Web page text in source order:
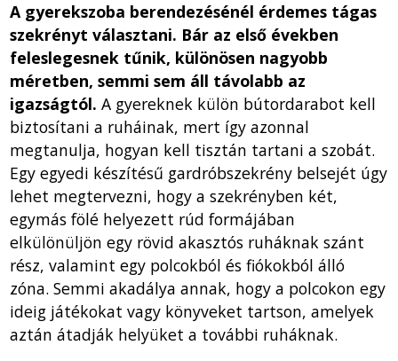
A gyerekszoba berendezésénél érdemes tágas
szekrényt választani. Bár az első években
feleslegesnek tűnik, különösen nagyobb
méretben, semmi sem áll távolabb az
igazságtól. A gyereknek külön bútordarabot kell
biztosítani a ruháinak, mert így azonnal
megtanulja, hogyan kell tisztán tartani a szobát.
Egy egyedi készítésű gardróbszekrény belsejét úgy
lehet megtervezni, hogy a szekrényben két,
egymás fölé helyezett rúd formájában
elkülönüljön egy rövid akasztós ruháknak szánt
rész, valamint egy polcokból és fiókokból álló
zóna. Semmi akadálya annak, hogy a polcokon egy
ideig játékokat vagy könyveket tartson, amelyek
aztán átadják helyüket a további ruháknak.